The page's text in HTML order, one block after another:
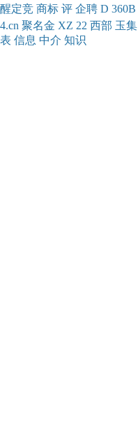
醒定竞 商标 评 企聘 D 360B
4.cn 聚名金 XZ 22 西部 玉集
表 信息 中介 知识